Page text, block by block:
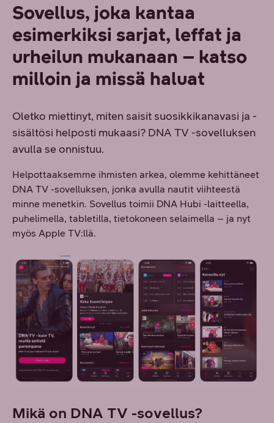
Sovellus, joka kantaa
esimerkiksi sarjat, leffat ja
urheilun mukanaan – katso
milloin ja missä haluat
Oletko miettinyt, miten saisit suosikkikanavasi ja -
sisältösi helposti mukaasi? DNA TV -sovelluksen
avulla se onnistuu.
Helpottaaksemme ihmisten arkea, olemme kehittäneet
DNA TV -sovelluksen, jonka avulla nautit viihteestä
minne menetkin. Sovellus toimii DNA Hubi -laitteella,
puhelimella, tabletilla, tietokoneen selaimella – ja nyt
myös Apple TV:llä.
Mikä on DNA TV -sovellus?